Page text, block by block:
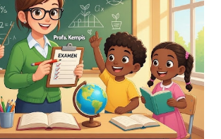
enfocados en asignaturas como Lenguajes,
Científico, Ética, Naturaleza y
Humano y lo Comunitario. Diseñados con un
preguntas con imágenes y ejemplos
plataforma...